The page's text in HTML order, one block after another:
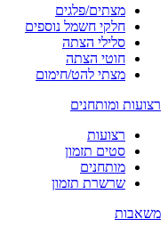
מצתים/פלגים
חלקי חשמל נוספים
סלילי הצתה
חוטי הצתה
מצתי להט/חימום
רצועות ומותחנים
רצועות
סטים תזמון
מותחנים
שרשרת תזמון
משאבות